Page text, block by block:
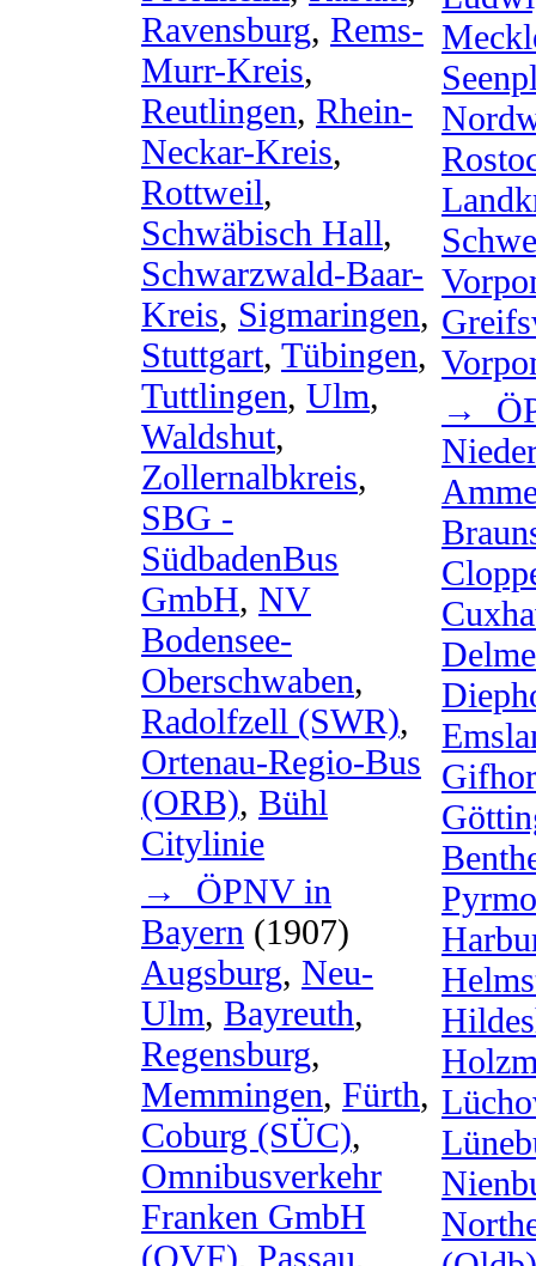
Ravensburg, Rems-
Murr-Kreis,
Reutlingen, Rhein-
Neckar-Kreis,
Rottweil,
Schwäbisch Hall,
Schwarzwald-Baar-
Kreis, Sigmaringen,
Stuttgart, Tübingen,
Tuttlingen, Ulm,
Waldshut,
Zollernalbkreis,
SBG -
SüdbadenBus
GmbH, NV
Bodensee-
Oberschwaben,
Radolfzell (SWR),
Ortenau-Regio-Bus
(ORB), Bühl
Citylinie
→ ÖPNV in
Bayern (1907)
Augsburg, Neu-
Ulm, Bayreuth,
Regensburg,
Memmingen, Fürth,
Coburg (SÜC),
Omnibusverkehr
Franken GmbH
(OVF), Passau,
→